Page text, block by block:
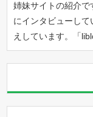
姉妹サイトの紹介
にインタビューし
えしています。「